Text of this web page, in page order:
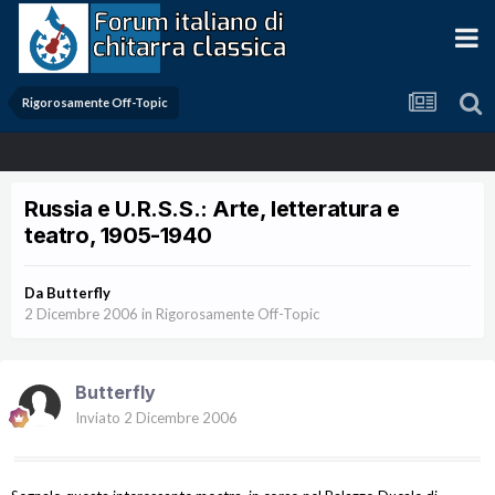
Rigorosamente Off-Topic
Russia e U.R.S.S.: Arte, letteratura e
teatro, 1905-1940
Da Butterfly
2 Dicembre 2006 in Rigorosamente Off-Topic
Butterfly
Inviato 2 Dicembre 2006